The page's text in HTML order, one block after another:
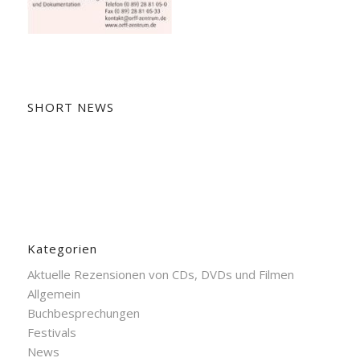
SHORT NEWS
Kategorien
Aktuelle Rezensionen von CDs, DVDs und Filmen
Allgemein
Buchbesprechungen
Festivals
News